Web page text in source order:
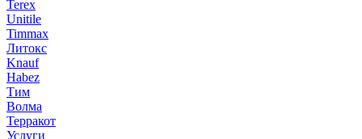
Terex
Unitile
Timmax
Литокс
Knauf
Habez
Тим
Волма
Терракот
Услуги